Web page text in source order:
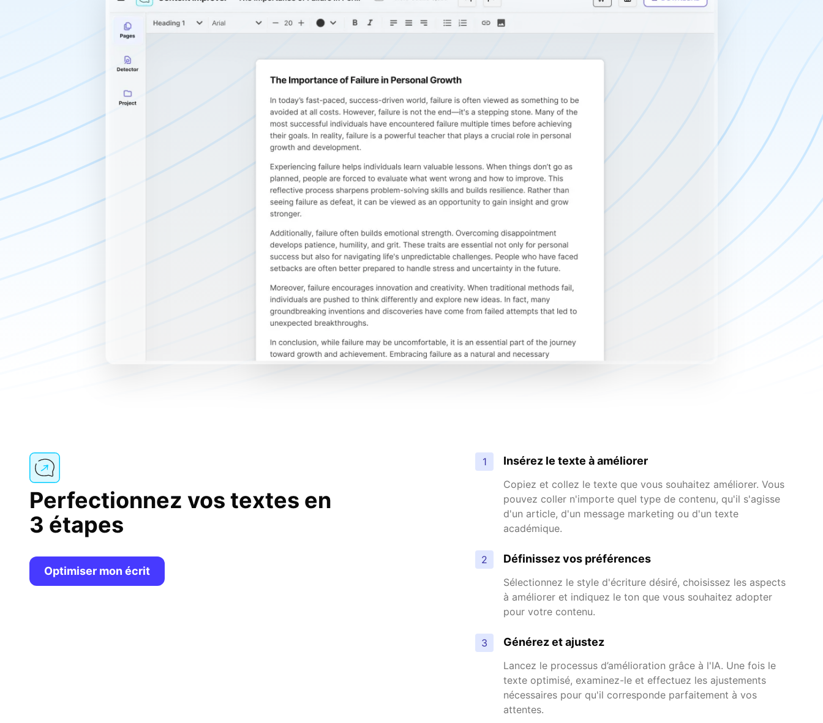
Perfectionnez vos textes en
3 étapes
Optimiser mon écrit
1 Insérez le texte à améliorer
Copiez et collez le texte que vous souhaitez améliorer. Vous
pouvez coller n'importe quel type de contenu, qu'il s'agisse
d'un article, d'un message marketing ou d'un texte
académique.
2 Définissez vos préférences
Sélectionnez le style d'écriture désiré, choisissez les aspects
à améliorer et indiquez le ton que vous souhaitez adopter
pour votre contenu.
3 Générez et ajustez
Lancez le processus d’amélioration grâce à l'IA. Une fois le
texte optimisé, examinez-le et effectuez les ajustements
nécessaires pour qu'il corresponde parfaitement à vos
attentes.